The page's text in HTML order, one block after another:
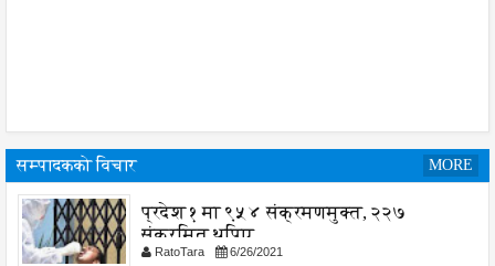
सम्पादकको विचार MORE
प्रदेश १ मा ९५४ संक्रमणमुक्त, २२७
संक्रमित थपिए
RatoTara 6/26/2021